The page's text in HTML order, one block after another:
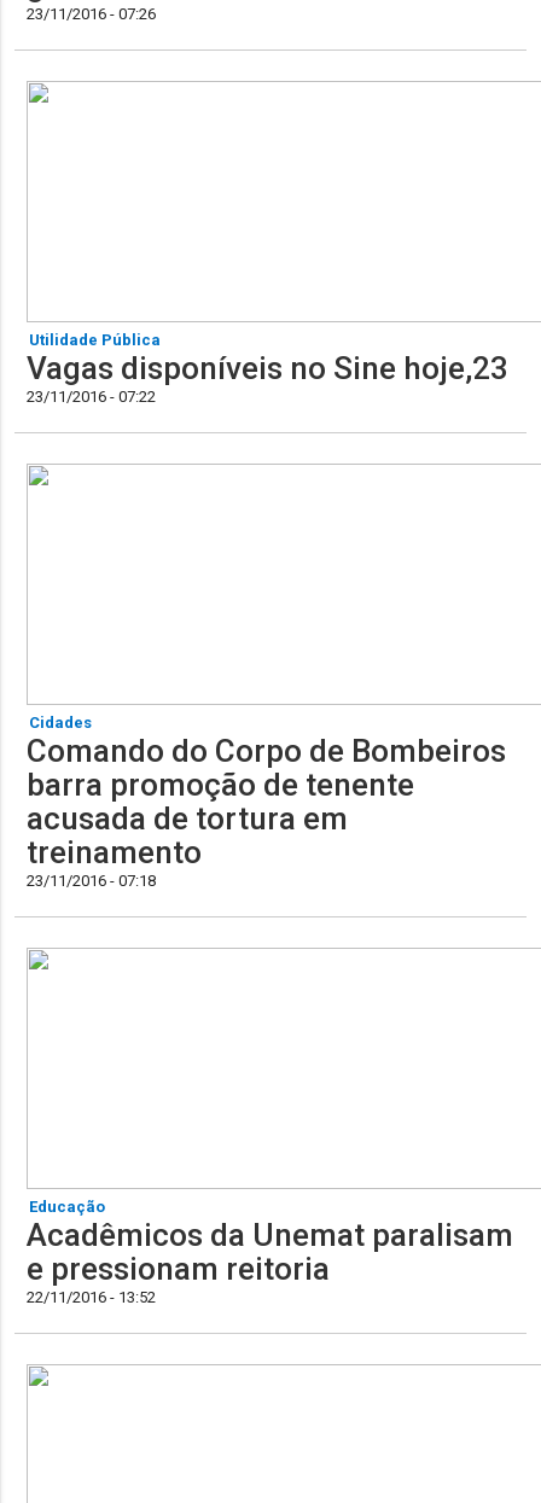
23/11/2016 - 07:26
Utilidade Pública
Vagas disponíveis no Sine hoje,23
23/11/2016 - 07:22
Cidades
Comando do Corpo de Bombeiros
barra promoção de tenente
acusada de tortura em
treinamento
23/11/2016 - 07:18
Educação
Acadêmicos da Unemat paralisam
e pressionam reitoria
22/11/2016 - 13:52